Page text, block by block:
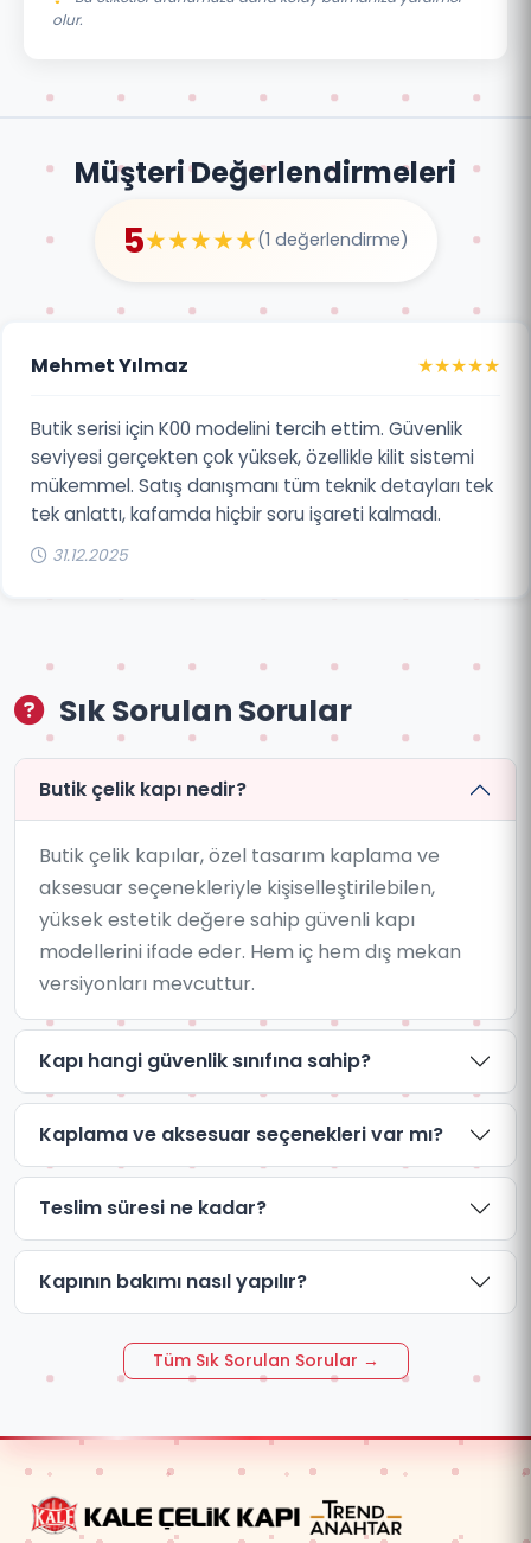
olur.
Müşteri Değerlendirmeleri
5★★★★★(1 değerlendirme)
Mehmet Yılmaz ★★★★★
Butik serisi için K00 modelini tercih ettim. Güvenlik
seviyesi gerçekten çok yüksek, özellikle kilit sistemi
mükemmel. Satış danışmanı tüm teknik detayları tek
tek anlattı, kafamda hiçbir soru işareti kalmadı.
31.12.2025
Sık Sorulan Sorular
Butik çelik kapı nedir?
Butik çelik kapılar, özel tasarım kaplama ve
aksesuar seçenekleriyle kişiselleştirilebilen,
yüksek estetik değere sahip güvenli kapı
modellerini ifade eder. Hem iç hem dış mekan
versiyonları mevcuttur.
Kapı hangi güvenlik sınıfına sahip?
Kaplama ve aksesuar seçenekleri var mı?
Teslim süresi ne kadar?
Kapının bakımı nasıl yapılır?
Tüm Sık Sorulan Sorular →